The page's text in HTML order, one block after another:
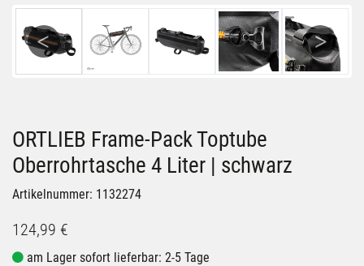
Next
ORTLIEB Frame-Pack Toptube
Oberrohrtasche 4 Liter | schwarz
Artikelnummer: 1132274
124,99 €
am Lager sofort lieferbar: 2-5 Tage